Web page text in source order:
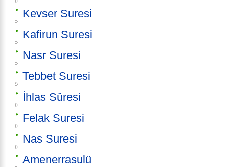
Kevser Suresi
Kafirun Suresi
Nasr Suresi
Tebbet Suresi
İhlas Sûresi
Felak Suresi
Nas Suresi
Amenerrasulü